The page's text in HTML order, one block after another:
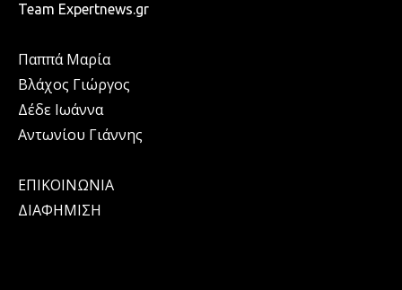
Team Expertnews.gr
Παππά Μαρία
Βλάχος Γιώργος
Δέδε Ιωάννα
Αντωνίου Γιάννης
ΕΠΙΚΟΙΝΩΝΙΑ
ΔΙΑΦΗΜΙΣΗ